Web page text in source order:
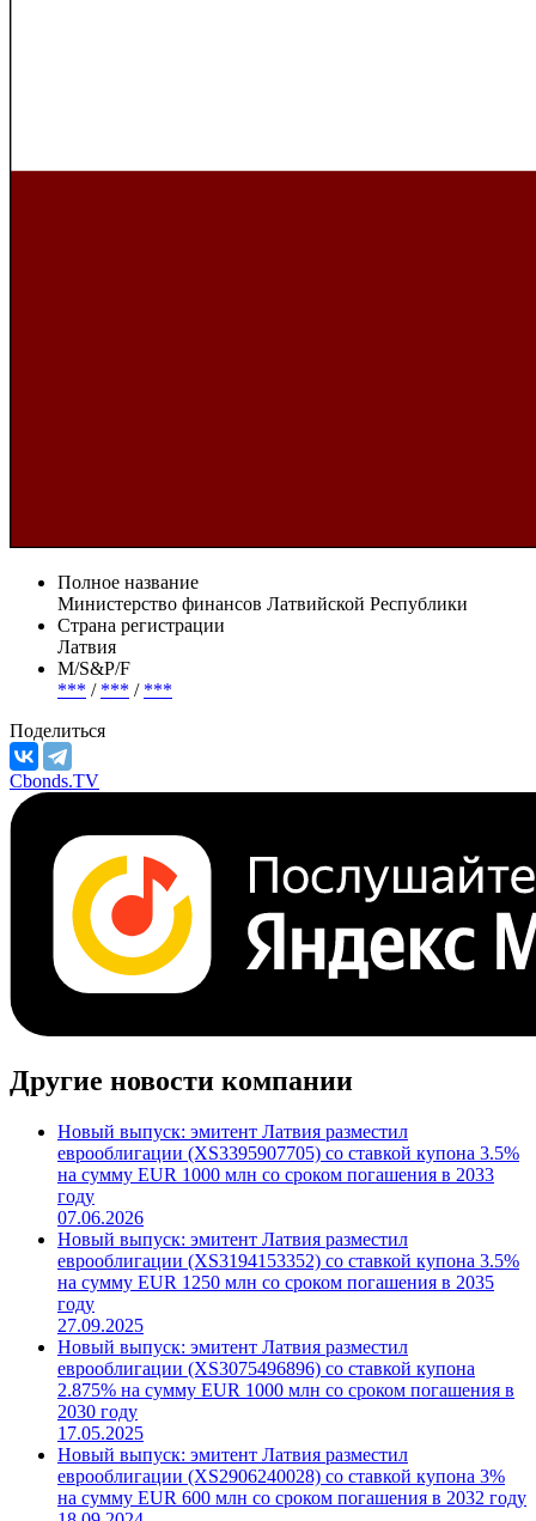
Полное название
Министерство финансов Латвийской Республики
Латвия
М/S&P/F
***/
Поделиться
Cbonds.TV
Другие новости компании
Новый выпуск: эмитент Латвия разместил
еврооблигации (XS3395907705) со ставкой купона 3.5%
на сумму EUR 1000 млн со сроком погашения в 2033
году
07.06.2026
Новый выпуск: эмитент Латвия разместил
еврооблигации (XS3194153352) со ставкой купона 3.5%
на сумму EUR 1250 млн со сроком погашения в 2035
году
27.09.2025
Новый выпуск: эмитент Латвия разместил
еврооблигации (XS3075496896) со ставкой купона
2.875% на сумму EUR 1000 млн со сроком погашения в
2030 году
17.05.2025